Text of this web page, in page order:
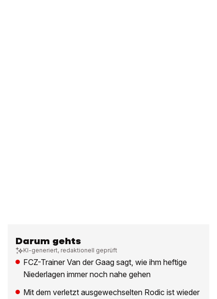
Darum gehts
KI-generiert, redaktionell geprüft
FCZ-Trainer Van der Gaag sagt, wie ihm heftige
Niederlagen immer noch nahe gehen
Mit dem verletzt ausgewechselten Rodic ist wieder